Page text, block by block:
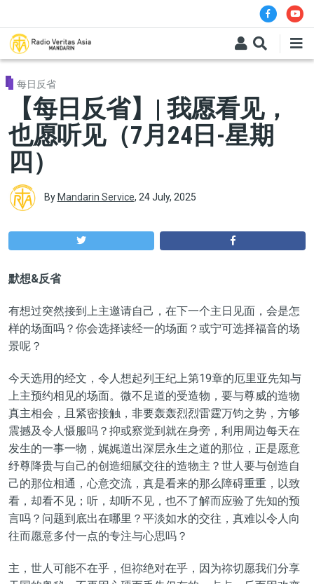
每日反省
【每日反省】| 我愿看见，
也愿听见（7月24日-星期
四）
By Mandarin Service, 24 July, 2025
默想&反省
有想过突然接到上主邀请自己，在下一个主日见面，会是怎
样的场面吗？你会选择读经一的场面？或宁可选择福音的场
景呢？
今天选用的经文，令人想起列王纪上第19章的厄里亚先知与
上主预约相见的场面。微不足道的受造物，要与尊威的造物
真主相会，且紧密接触，非要轰轰烈烈雷霆万钧之势，方够
震撼及令人慑服吗？抑或察觉到就在身旁，利用周边每天在
发生的一事一物，娓娓道出深层永生之道的那位，正是愿意
纾尊降贵与自己的创造细腻交往的造物主？世人要与创造自
己的那位相通，心意交流，真是看来的那么障碍重重，以致
看，却看不见；听，却听不见，也不了解而应验了先知的预
言吗？问题到底出在哪里？平淡如水的交往，真难以令人向
往而愿意多付一点的专注与心思吗？
主，世人可能不在乎，但祢绝对在乎，因为祢切愿我们分享